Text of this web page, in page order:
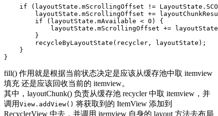
if
( layoutState . mScrollingOffset != LayoutState .
layoutState . mScrollingOffset +=
if
( layoutState . mAvailable < 0 )
{
layoutState . mScrollingOffset +=
layoutState
}
recycleByLayoutState ( recycler , layoutState );
}
}
fill() 作用就是根据当前状态决定是应该从缓存池中取 itemview
填充 还是应该回收当前的 itemview。
其中，layoutChunk() 负责从缓存池 recycler 中取 itemview，并
调用 View.addView() 将获取到的 ItemView 添加到
RecyclerView 中去，并调用 itemview 自身的 layout 方法去布局